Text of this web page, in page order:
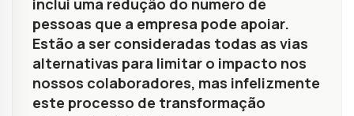
inclui uma redução do número de
pessoas que a empresa pode apoiar.
Estão a ser consideradas todas as vias
alternativas para limitar o impacto nos
nossos colaboradores, mas infelizmente
este processo de transformação